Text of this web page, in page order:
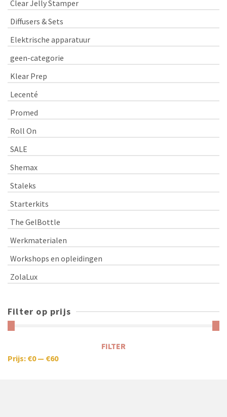
Clear Jelly Stamper
Diffusers & Sets
Elektrische apparatuur
geen-categorie
Klear Prep
Lecenté
Promed
Roll On
SALE
Shemax
Staleks
Starterkits
The GelBottle
Werkmaterialen
Workshops en opleidingen
ZolaLux
Filter op prijs
FILTER
Prijs: €0— €60